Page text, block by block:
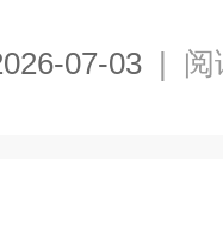
07-03 | 阅